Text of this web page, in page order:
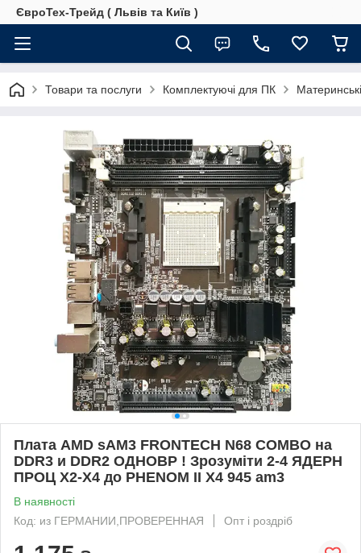
ЄвроТех-Трейд ( Львів та Київ )
Товари та послуги Комплектуючі для ПК
Плата AMD sAM3 FRONTECH N68 COMBO на
DDR3 и DDR2 ОДНОВР ! Зрозуміти 2-4 ЯДЕРН
ПРОЦ X2-X4 до PHENOM II X4 945 am3
В наявності
Код: из ГЕРМАНИИ,ПРОВЕРЕННАЯ
Опт і роздріб